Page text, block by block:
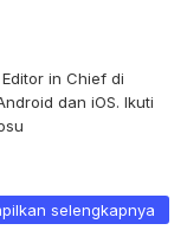
in Chief di
dan iOS. Ikuti
selengkapnya